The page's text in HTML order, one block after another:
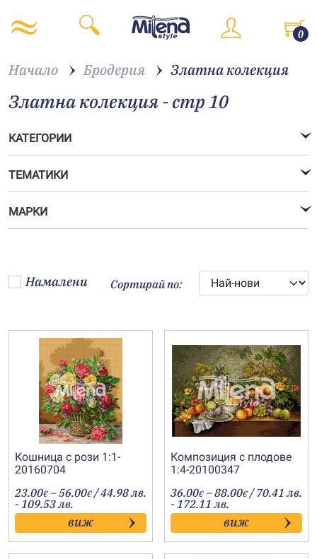
0
Начало Бродерия Златна колекция
Златна колекция - стр 10
КАТЕГОРИИ
ТЕМАТИКИ
МАРКИ
Намалени Сортирай по:
Кошница с рози 1:1-
20160704
23.00€ –56.00€Price
range:
23.00€
through
56.00€
/ 44.98 лв.
- 109.53 лв.
виж
Композиция с плодове
1:4-20100347
36.00€ –88.00€Price
range:
36.00€
through
88.00€
/ 70.41 лв.
- 172.11 лв.
виж